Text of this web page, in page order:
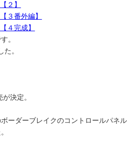
２】
３番外編】
４完成】
。
。
決定。
ダーブレイクのコントロールパネ